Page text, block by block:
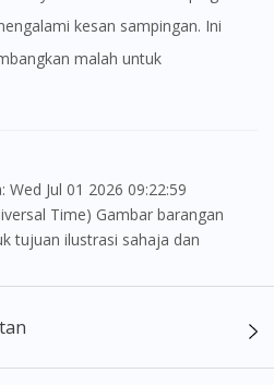
kesan sampingan. Ini
malah untuk
Time) Gambar barangan
tujuan ilustrasi sahaja dan
sebenar
para pengamal perubatan dan
kepada pengguna untuk